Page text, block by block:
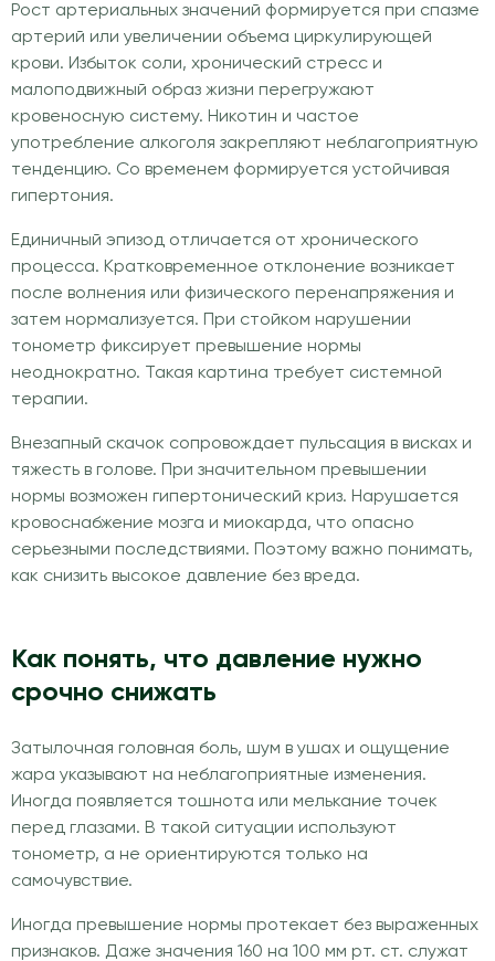
Рост артериальных значений формируется при спазме
артерий или увеличении объема циркулирующей
крови. Избыток соли, хронический стресс и
малоподвижный образ жизни перегружают
кровеносную систему. Никотин и частое
употребление алкоголя закрепляют неблагоприятную
тенденцию. Со временем формируется устойчивая
гипертония.
Единичный эпизод отличается от хронического
процесса. Кратковременное отклонение возникает
после волнения или физического перенапряжения и
затем нормализуется. При стойком нарушении
тонометр фиксирует превышение нормы
неоднократно. Такая картина требует системной
терапии.
Внезапный скачок сопровождает пульсация в висках и
тяжесть в голове. При значительном превышении
нормы возможен гипертонический криз. Нарушается
кровоснабжение мозга и миокарда, что опасно
серьезными последствиями. Поэтому важно понимать,
как снизить высокое давление без вреда.
Как понять, что давление нужно
срочно снижать
Затылочная головная боль, шум в ушах и ощущение
жара указывают на неблагоприятные изменения.
Иногда появляется тошнота или мелькание точек
перед глазами. В такой ситуации используют
тонометр, а не ориентируются только на
самочувствие.
Иногда превышение нормы протекает без выраженных
признаков. Даже значения 160 на 100 мм рт. ст. служат